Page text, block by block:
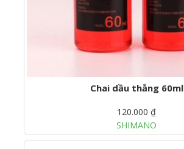
Chai dầu thắng 60ml
120.000 ₫
SHIMANO